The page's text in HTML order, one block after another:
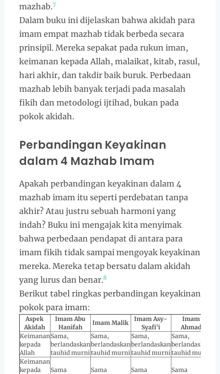
mazhab.7
Dalam buku ini dijelaskan bahwa akidah para
imam empat mazhab tidak berbeda secara
prinsipil. Mereka sepakat pada rukun iman,
keimanan kepada Allah, malaikat, kitab, rasul,
hari akhir, dan takdir baik buruk. Perbedaan
mazhab lebih banyak terjadi pada masalah
fikih dan metodologi ijtihad, bukan pada
pokok akidah.
Perbandingan Keyakinan
dalam 4 Mazhab Imam
Apakah perbandingan keyakinan dalam 4
mazhab imam itu seperti perdebatan tanpa
akhir? Atau justru sebuah harmoni yang
indah? Buku ini mengajak kita menyimak
bahwa perbedaan pendapat di antara para
imam fikih tidak sampai mengoyak keyakinan
mereka. Mereka tetap bersatu dalam akidah
yang lurus dan benar.8
Berikut tabel ringkas perbandingan keyakinan
pokok para imam:
Aspek
Akidah
Imam Abu
Hanifah
Imam Malik
Imam Asy-
Syafi'i
Imam
Ahmad
Keimanan
kepada
Allah
Sama,
berlandaskan
tauhid murni
Sama,
berlandaskan
tauhid murni
Sama,
berlandaskan
tauhid murni
Sama,
berlandaskan
tauhid murni
Keimanan
kepada
Sama Sama Sama Sama